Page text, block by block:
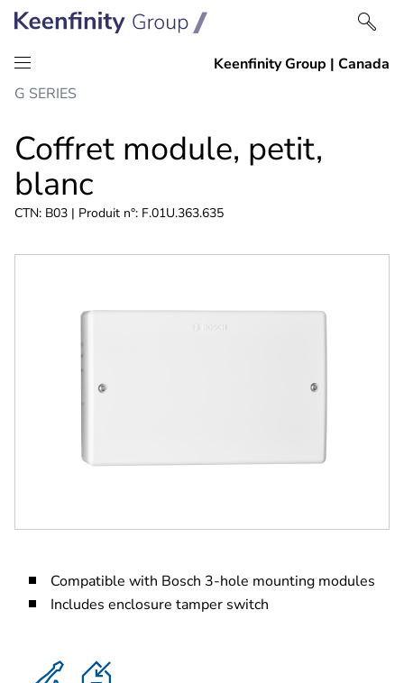
Passer
contenu
Passer
navigation
G SERIES
Coffret module, petit,
blanc
CTN: B03 | Produit n°: F.01U.363.635
Compatible with Bosch 3-hole mounting modules
Includes enclosure tamper switch